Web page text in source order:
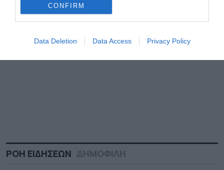
CONFIRM
Data Deletion Data Access Privacy Policy
ΡΟΗ ΕΙΔΗΣΕΩΝ ΔΗΜΟΦΙΛΗ